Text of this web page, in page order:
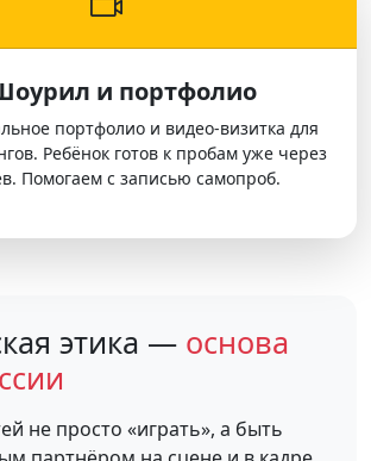
и портфолио
портфолио и видео-визитка для
Ребёнок готов к пробам уже через
Помогаем с записью самопроб.
этика — основа
не просто «играть», а быть